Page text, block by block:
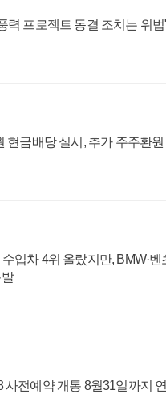
력 프로젝트 동결 조치는 위
현금배당 실시, 추가 주주환
입차 4위 올랐지만, BMW·벤
사전예약 개통 8월31일까지